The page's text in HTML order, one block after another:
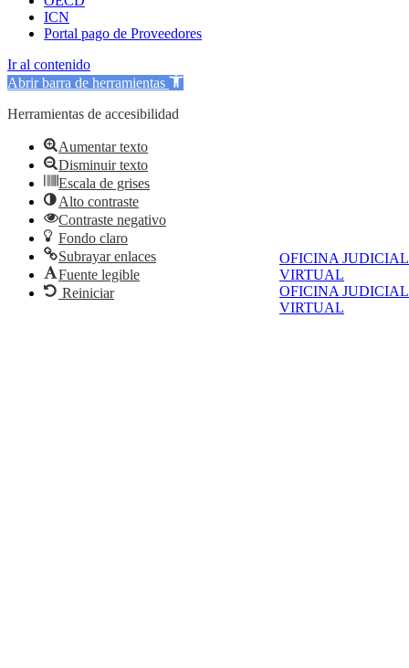
OFICINA JUDICIAL
VIRTUAL
OFICINA JUDICIAL
VIRTUAL
ICN
Portal pago de Proveedores
Ir al contenido
Abrir barra de herramientas
Herramientas de accesibilidad
Aumentar texto
Disminuir texto
Escala de grises
Alto contraste
Contraste negativo
Fondo claro
Subrayar enlaces
Fuente legible
Reiniciar